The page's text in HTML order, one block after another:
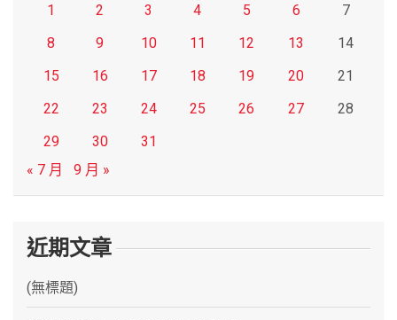
1
2 3 4 5 6
7
8
9 10 11 12 13
14
15
16 17 18 19 20
21
22
23 24 25 26 27
28
29
30
31
« 7 月
9 月 »
近期文章
(無標題)